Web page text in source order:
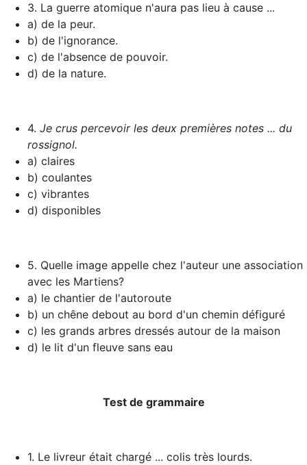
3. La guerre atomique n'aura pas lieu à cause ...
a) de la peur.
b) de l'ignorance.
c) de l'absence de pouvoir.
d) de la nature.
4. Je crus percevoir les deux premières notes ... du
rossignol.
a) claires
b) coulantes
c) vibrantes
d) disponibles
5. Quelle image appelle chez l'auteur une association
avec les Martiens?
a) le chantier de l'autoroute
b) un chêne debout au bord d'un chemin défiguré
c) les grands arbres dressés autour de la maison
d) le lit d'un fleuve sans eau
Test de grammaire
1. Le livreur était chargé ... colis très lourds.